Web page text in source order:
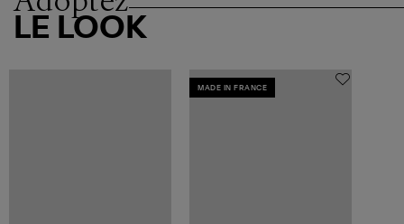
LE LOOK
MADE IN FRANCE